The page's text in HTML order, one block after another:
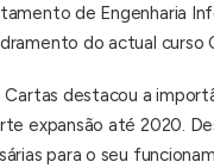
de Engenharia
do actual curso
Cartas destacou a
expansão até 2020.
para o seu